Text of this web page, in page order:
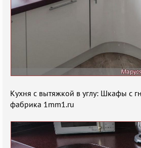
Кухня с вытяжкой в углу: Шкафы с
фабрика 1mm1.ru